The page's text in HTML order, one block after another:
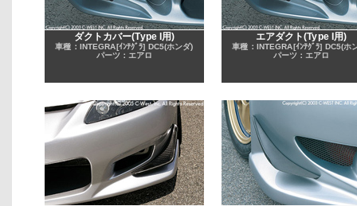
ダクトカバー(Type I用)
車種：INTEGRA[ｲﾝﾃｸﾞﾗ] DC5(ホンダ)
パーツ：エアロ
エアダクト(Type I用)
車種：INTEGRA[ｲﾝﾃｸﾞﾗ] DC5(ホ
パーツ：エアロ